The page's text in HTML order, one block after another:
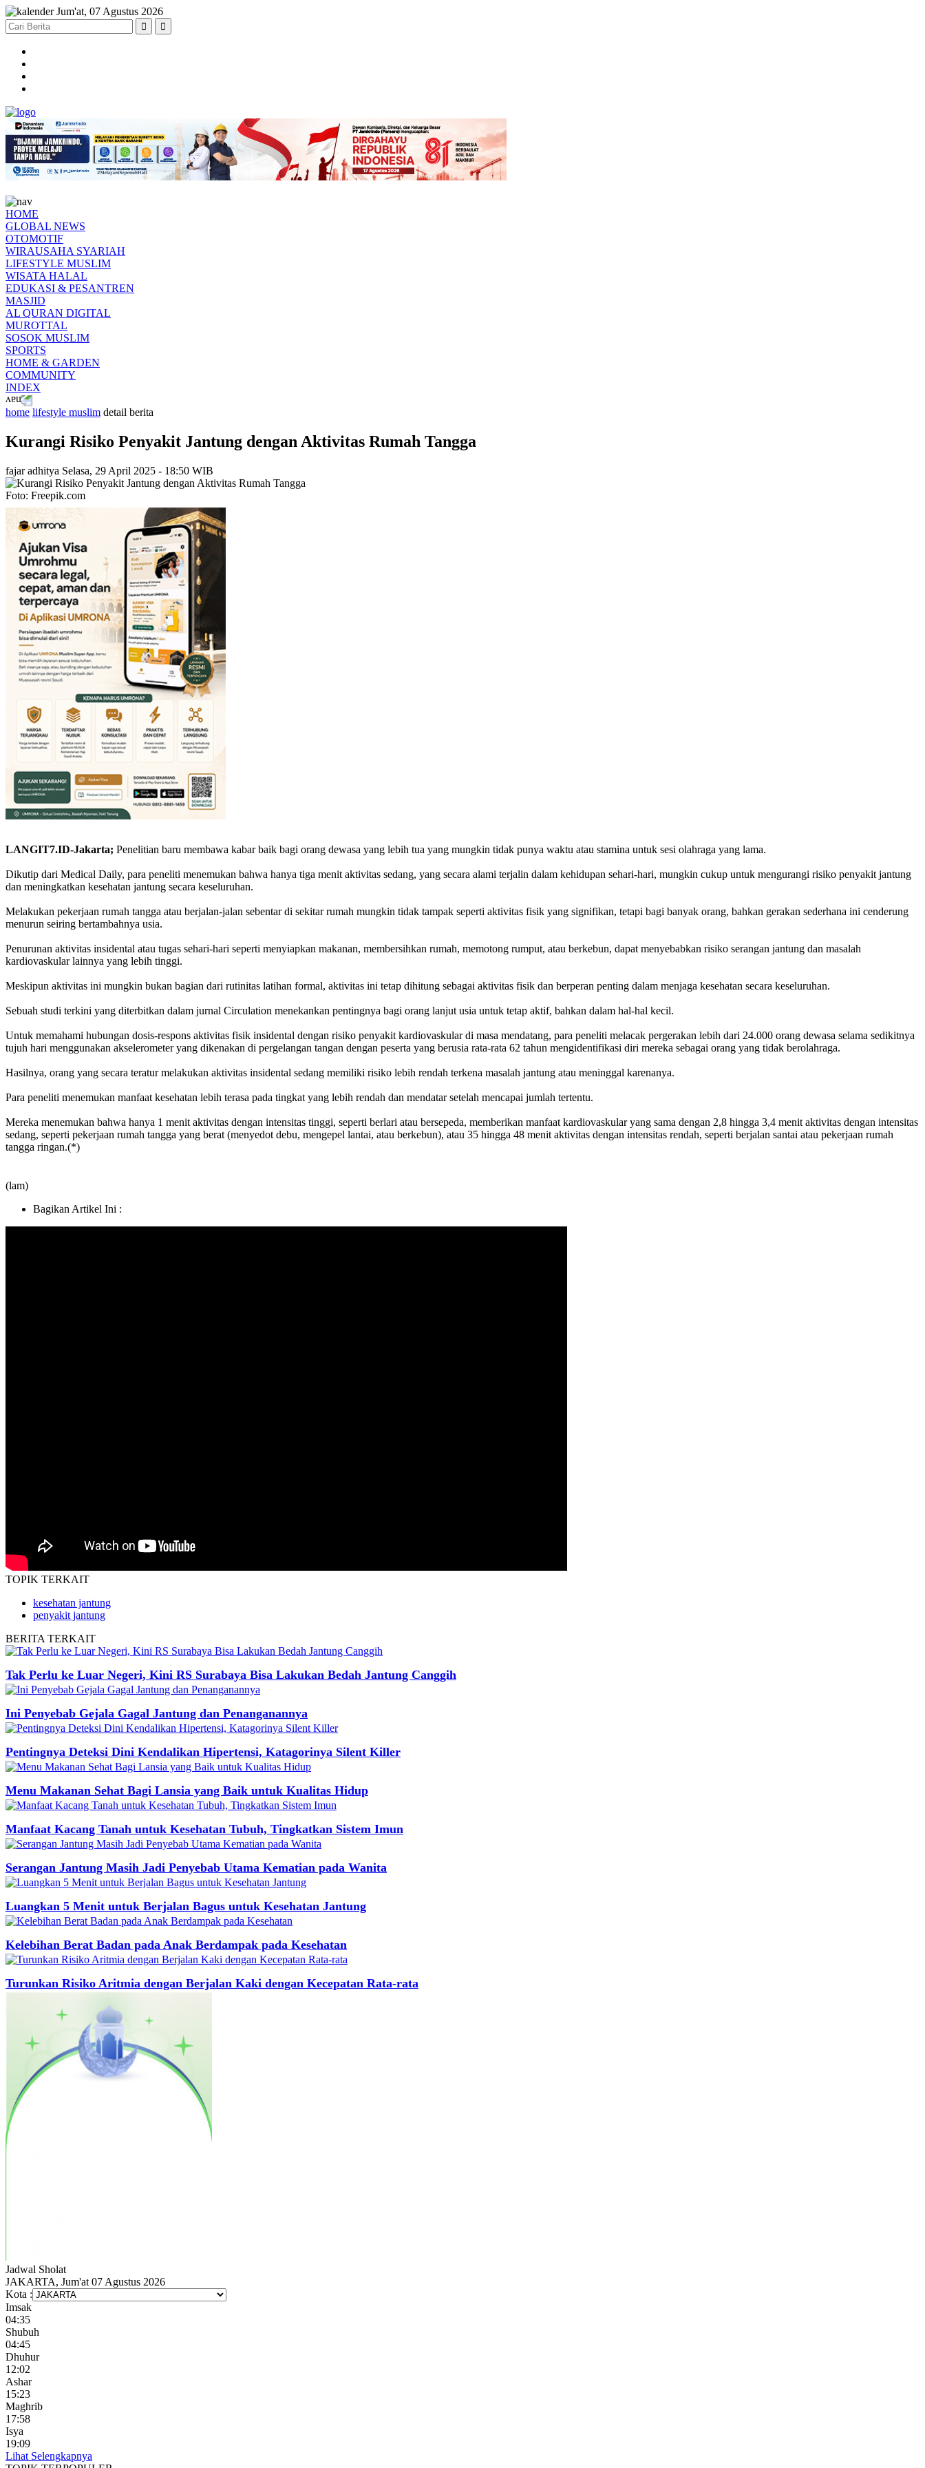
Jum'at, 07 Agustus 2026
HOME
GLOBAL NEWS
OTOMOTIF
WIRAUSAHA SYARIAH
LIFESTYLE MUSLIM
WISATA HALAL
EDUKASI & PESANTREN
MASJID
AL QURAN DIGITAL
MUROTTAL
SOSOK MUSLIM
SPORTS
HOME & GARDEN
COMMUNITY
INDEX
home lifestyle muslim detail berita
Kurangi Risiko Penyakit Jantung dengan Aktivitas Rumah Tangga
fajar adhitya Selasa, 29 April 2025 - 18:50 WIB
Foto: Freepik.com
LANGIT7.ID-Jakarta; Penelitian baru membawa kabar baik bagi orang dewasa yang lebih tua yang mungkin tidak punya waktu atau stamina untuk sesi olahraga yang lama.
Dikutip dari Medical Daily, para peneliti menemukan bahwa hanya tiga menit aktivitas sedang, yang secara alami terjalin dalam kehidupan sehari-hari, mungkin cukup untuk mengurangi risiko penyakit jantung
dan meningkatkan kesehatan jantung secara keseluruhan.
Melakukan pekerjaan rumah tangga atau berjalan-jalan sebentar di sekitar rumah mungkin tidak tampak seperti aktivitas fisik yang signifikan, tetapi bagi banyak orang, bahkan gerakan sederhana ini cenderung
menurun seiring bertambahnya usia.
Penurunan aktivitas insidental atau tugas sehari-hari seperti menyiapkan makanan, membersihkan rumah, memotong rumput, atau berkebun, dapat menyebabkan risiko serangan jantung dan masalah
kardiovaskular lainnya yang lebih tinggi.
Meskipun aktivitas ini mungkin bukan bagian dari rutinitas latihan formal, aktivitas ini tetap dihitung sebagai aktivitas fisik dan berperan penting dalam menjaga kesehatan secara keseluruhan.
Sebuah studi terkini yang diterbitkan dalam jurnal Circulation menekankan pentingnya bagi orang lanjut usia untuk tetap aktif, bahkan dalam hal-hal kecil.
Untuk memahami hubungan dosis-respons aktivitas fisik insidental dengan risiko penyakit kardiovaskular di masa mendatang, para peneliti melacak pergerakan lebih dari 24.000 orang dewasa selama sedikitnya
tujuh hari menggunakan akselerometer yang dikenakan di pergelangan tangan dengan peserta yang berusia rata-rata 62 tahun mengidentifikasi diri mereka sebagai orang yang tidak berolahraga.
Hasilnya, orang yang secara teratur melakukan aktivitas insidental sedang memiliki risiko lebih rendah terkena masalah jantung atau meninggal karenanya.
Para peneliti menemukan manfaat kesehatan lebih terasa pada tingkat yang lebih rendah dan mendatar setelah mencapai jumlah tertentu.
Mereka menemukan bahwa hanya 1 menit aktivitas dengan intensitas tinggi, seperti berlari atau bersepeda, memberikan manfaat kardiovaskular yang sama dengan 2,8 hingga 3,4 menit aktivitas dengan intensitas
sedang, seperti pekerjaan rumah tangga yang berat (menyedot debu, mengepel lantai, atau berkebun), atau 35 hingga 48 menit aktivitas dengan intensitas rendah, seperti berjalan santai atau pekerjaan rumah
tangga ringan.(*)
(lam)
Bagikan Artikel Ini :
TOPIK TERKAIT
kesehatan jantung
penyakit jantung
BERITA TERKAIT
Tak Perlu ke Luar Negeri, Kini RS Surabaya Bisa Lakukan Bedah Jantung Canggih
Ini Penyebab Gejala Gagal Jantung dan Penanganannya
Pentingnya Deteksi Dini Kendalikan Hipertensi, Katagorinya Silent Killer
Menu Makanan Sehat Bagi Lansia yang Baik untuk Kualitas Hidup
Manfaat Kacang Tanah untuk Kesehatan Tubuh, Tingkatkan Sistem Imun
Serangan Jantung Masih Jadi Penyebab Utama Kematian pada Wanita
Luangkan 5 Menit untuk Berjalan Bagus untuk Kesehatan Jantung
Kelebihan Berat Badan pada Anak Berdampak pada Kesehatan
Turunkan Risiko Aritmia dengan Berjalan Kaki dengan Kecepatan Rata-rata
Jadwal Sholat
JAKARTA, Jum'at 07 Agustus 2026
Kota :
Imsak
04:35
Shubuh
04:45
Dhuhur
12:02
Ashar
15:23
Maghrib
17:58
Isya
19:09
Lihat Selengkapnya